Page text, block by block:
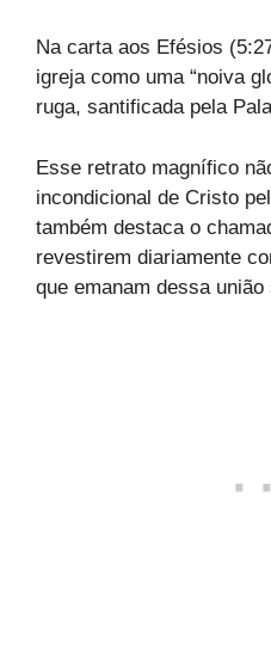
Na carta aos Efésios
igreja como uma “noiva
ruga, santificada pela
Esse retrato magnífico
incondicional de Cristo
também destaca o
revestirem diariamente
que emanam dessa união